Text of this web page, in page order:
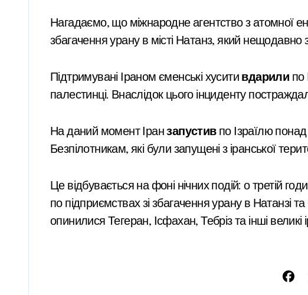
Нагадаємо, що міжнародне агентство з атомної
збагачення урану в місті Натанз, який нещодавно
Підтримувані Іраном єменські хусити вдарили по
палестинці. Внаслідок цього інциденту
На даний момент Іранзапустивпо Ізраїлю понад
Безпілотникам, які були запущені з іранської
Це відбувається на фоні нічних подій: о третій
по підприємствах зі збагачення урану в
опинилися Тегеран, Ісфахан, Тебріз та інші великі